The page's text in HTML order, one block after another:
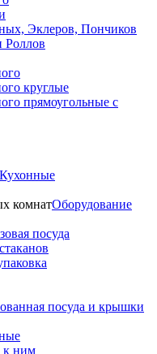
Эклеров, Пончиков
Роллов
круглые
прямоугольные с
Кухонные
Оборудование
посуда
посуда и крышки
к ним